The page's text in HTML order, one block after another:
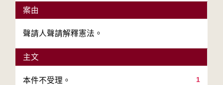
案由
聲請人聲請解釋憲法。
主文
1
本件不受理。